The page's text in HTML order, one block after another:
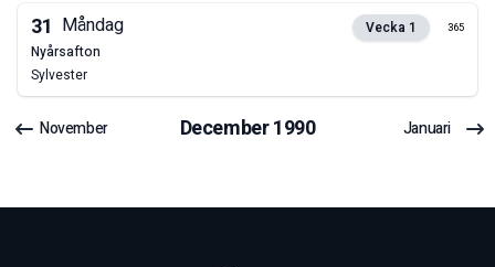
31 Måndag Vecka 1 365
nyårsafton
Sylvester
November December1990 Januari